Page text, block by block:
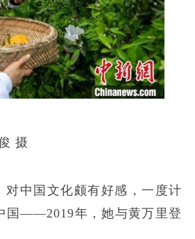
摄
中国文化颇有好感，一度计
国——2019年，她与黄万里登